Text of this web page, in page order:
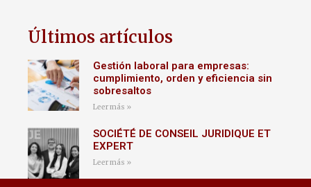
Últimos artículos
Gestión laboral para empresas:
cumplimiento, orden y eficiencia sin
sobresaltos
Leer más »
SOCIÉTÉ DE CONSEIL JURIDIQUE ET
EXPERT
Leer más »